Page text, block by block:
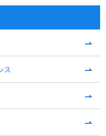
ス